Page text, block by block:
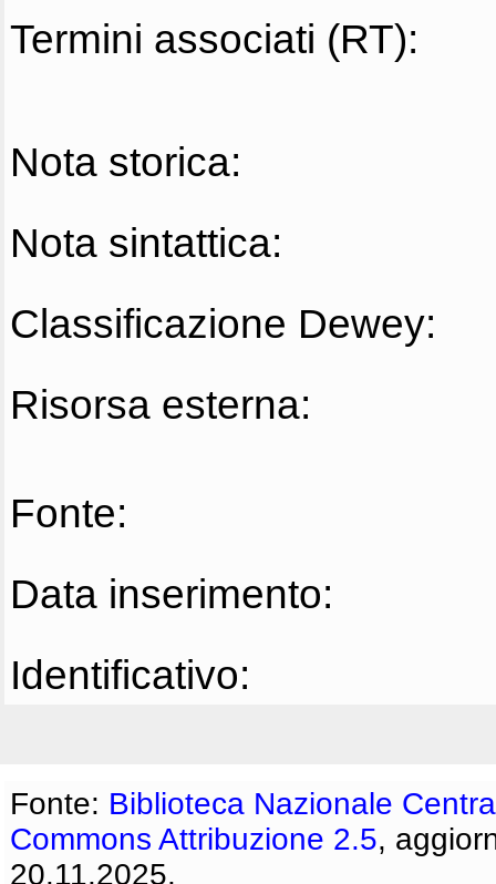
Termini associati (RT):
Nota storica:
Nota sintattica:
Classificazione Dewey:
Risorsa esterna:
Fonte:
Data inserimento:
Identificativo:
Fonte: Biblioteca Nazionale
Commons Attribuzione 2.5,
20.11.2025.